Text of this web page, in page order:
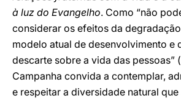
à luz do Evangelho. Como “não
considerar os efeitos da
modelo atual de desenvolvimento e
descarte sobre a vida das pessoas” (
Campanha convida a contemplar,
e respeitar a diversidade natural